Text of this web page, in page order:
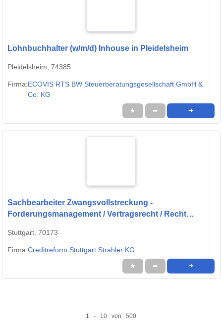
Lohnbuchhalter (w/m/d) Inhouse in Pleidelsheim
Pleidelsheim, 74385
Firma:ECOVIS RTS BW Steuerberatungsgesellschaft GmbH &
Co. KG
★ ➦ ➜
Sachbearbeiter Zwangsvollstreckung -
Forderungsmanagement / Vertragsrecht / Recht
Stuttgart, 70173
Firma:Creditreform Stuttgart Strahler KG
★ ➦ ➜
1 - 10 von 500